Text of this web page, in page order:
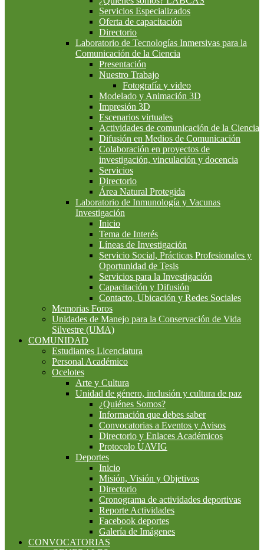
Servicios Especializados
Oferta de capacitación
Directorio
Laboratorio de Tecnologías Inmersivas para la
Comunicación de la Ciencia
Presentación
Nuestro Trabajo
Fotografía y video
Modelado y Animación 3D
Impresión 3D
Escenarios virtuales
Actividades de comunicación de la Ciencia
Difusión en Medios de Comunicación
Colaboración en proyectos de
investigación, vinculación y docencia
Servicios
Directorio
Área Natural Protegida
Laboratorio de Inmunología y Vacunas
Investigación
Inicio
Tema de Interés
Líneas de Investigación
Servicio Social, Prácticas Profesionales y
Oportunidad de Tesis
Servicios para la Investigación
Capacitación y Difusión
Contacto, Ubicación y Redes Sociales
Memorias Foros
Unidades de Manejo para la Conservación de Vida
Silvestre (UMA)
COMUNIDAD
Estudiantes Licenciatura
Personal Académico
Ocelotes
Arte y Cultura
Unidad de género, inclusión y cultura de paz
¿Quiénes Somos?
Información que debes saber
Convocatorias a Eventos y Avisos
Directorio y Enlaces Académicos
Protocolo UAVIG
Deportes
Inicio
Misión, Visión y Objetivos
Directorio
Cronograma de actividades deportivas
Reporte Actividades
Facebook deportes
Galería de Imágenes
CONVOCATORIAS